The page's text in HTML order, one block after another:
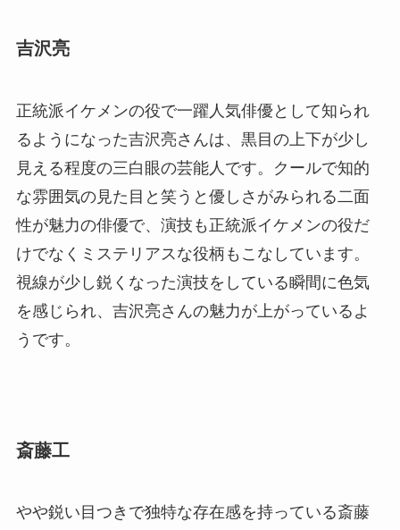
吉沢亮
正統派イケメンの役で一躍人気俳優として知られ
るようになった吉沢亮さんは、黒目の上下が少し
見える程度の三白眼の芸能人です。クールで知的
な雰囲気の見た目と笑うと優しさがみられる二面
性が魅力の俳優で、演技も正統派イケメンの役だ
けでなくミステリアスな役柄もこなしています。
視線が少し鋭くなった演技をしている瞬間に色気
を感じられ、吉沢亮さんの魅力が上がっているよ
うです。
斎藤工
やや鋭い目つきで独特な存在感を持っている斎藤